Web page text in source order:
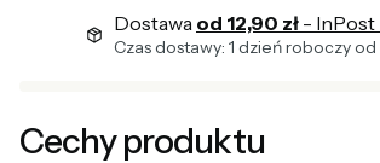
Dostawa od 12,90 zł - InPost
Czas dostawy: 1 dzień roboczy od
Cechy produktu